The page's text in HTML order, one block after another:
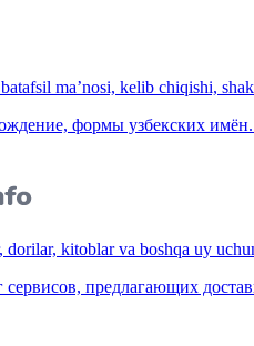
ma’nosi, kelib chiqishi,
формы узбекских
kitoblar va boshqa uy
предлагающих